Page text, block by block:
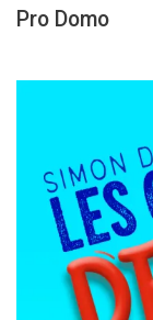
Pro Domo